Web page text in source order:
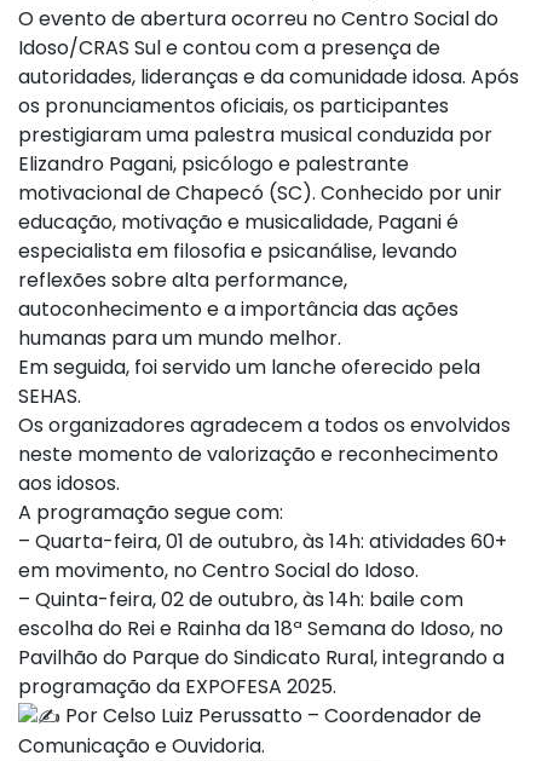
O evento de abertura ocorreu no Centro Social do
Idoso/CRAS Sul e contou com a presença de
autoridades, lideranças e da comunidade idosa. Após
os pronunciamentos oficiais, os participantes
prestigiaram uma palestra musical conduzida por
Elizandro Pagani, psicólogo e palestrante
motivacional de Chapecó (SC). Conhecido por unir
educação, motivação e musicalidade, Pagani é
especialista em filosofia e psicanálise, levando
reflexões sobre alta performance,
autoconhecimento e a importância das ações
humanas para um mundo melhor.
Em seguida, foi servido um lanche oferecido pela
SEHAS.
Os organizadores agradecem a todos os envolvidos
neste momento de valorização e reconhecimento
aos idosos.
A programação segue com:
– Quarta-feira, 01 de outubro, às 14h: atividades 60+
em movimento, no Centro Social do Idoso.
– Quinta-feira, 02 de outubro, às 14h: baile com
escolha do Rei e Rainha da 18ª Semana do Idoso, no
Pavilhão do Parque do Sindicato Rural, integrando a
programação da EXPOFESA 2025.
Por Celso Luiz Perussatto – Coordenador de
Comunicação e Ouvidoria.